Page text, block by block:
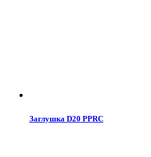
Заглушка D20 PPRC